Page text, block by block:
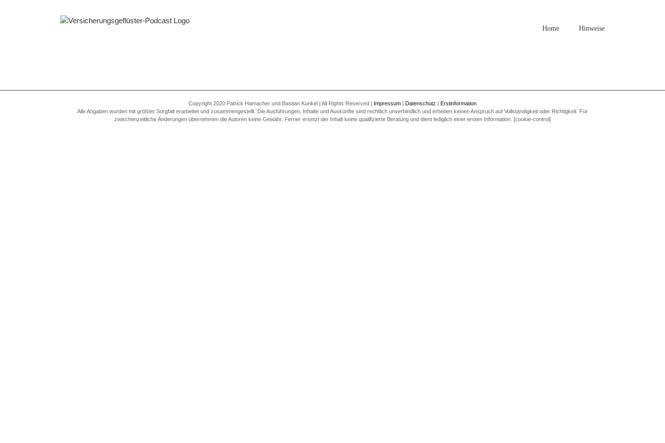
Home Hinweise
Copyright 2020 Patrick Hamacher und Bastian Kunkel | All Rights Reserved | Impressum | Datenschutz | Erstinformation
Alle Angaben wurden mit größter Sorgfalt erarbeitet und zusammengestellt. Die Ausführungen, Inhalte und Auskünfte sind rechtlich unverbindlich und erheben keinen Anspruch auf Vollständigkeit oder Richtigkeit. Für
zwischenzeitliche Änderungen übernehmen die Autoren keine Gewähr. Ferner ersetzt der Inhalt keine qualifizierte Beratung und dient lediglich einer ersten Information. [cookie-control]